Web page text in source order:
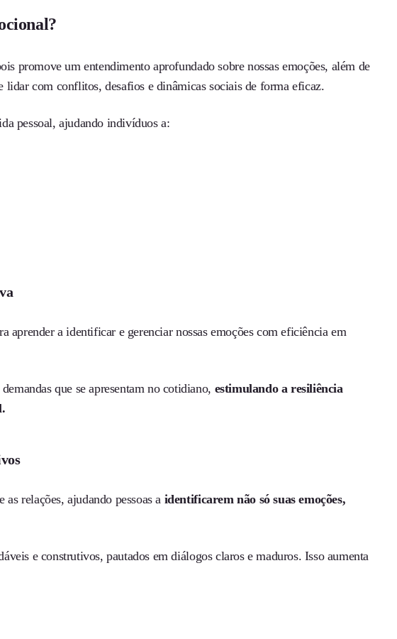
promove um entendimento aprofundado sobre nossas emoções, além de
lidar com conflitos, desafios e dinâmicas sociais de forma eficaz.
pessoal, ajudando indivíduos a:
a identificar e gerenciar nossas emoções com eficiência em
que se apresentam no cotidiano, estimulando a resiliência
relações, ajudando pessoas a identificarem não só suas emoções,
e construtivos, pautados em diálogos claros e maduros. Isso aumenta